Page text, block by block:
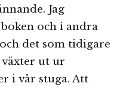
Jag
och i andra
det som tidigare
ut ur
i vår stuga. Att